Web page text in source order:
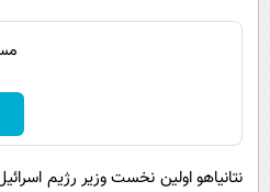
نتانیاهو اولین نخست وزیر رژیم